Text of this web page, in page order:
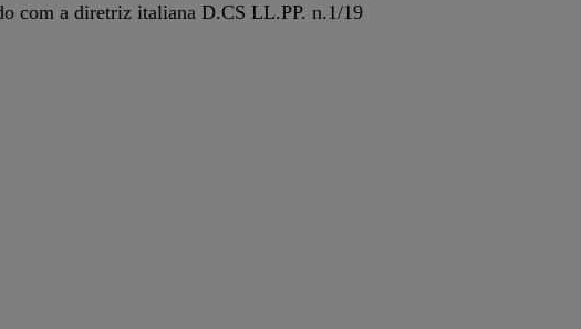
com a diretriz italiana D.CS LL.PP. n.1/19